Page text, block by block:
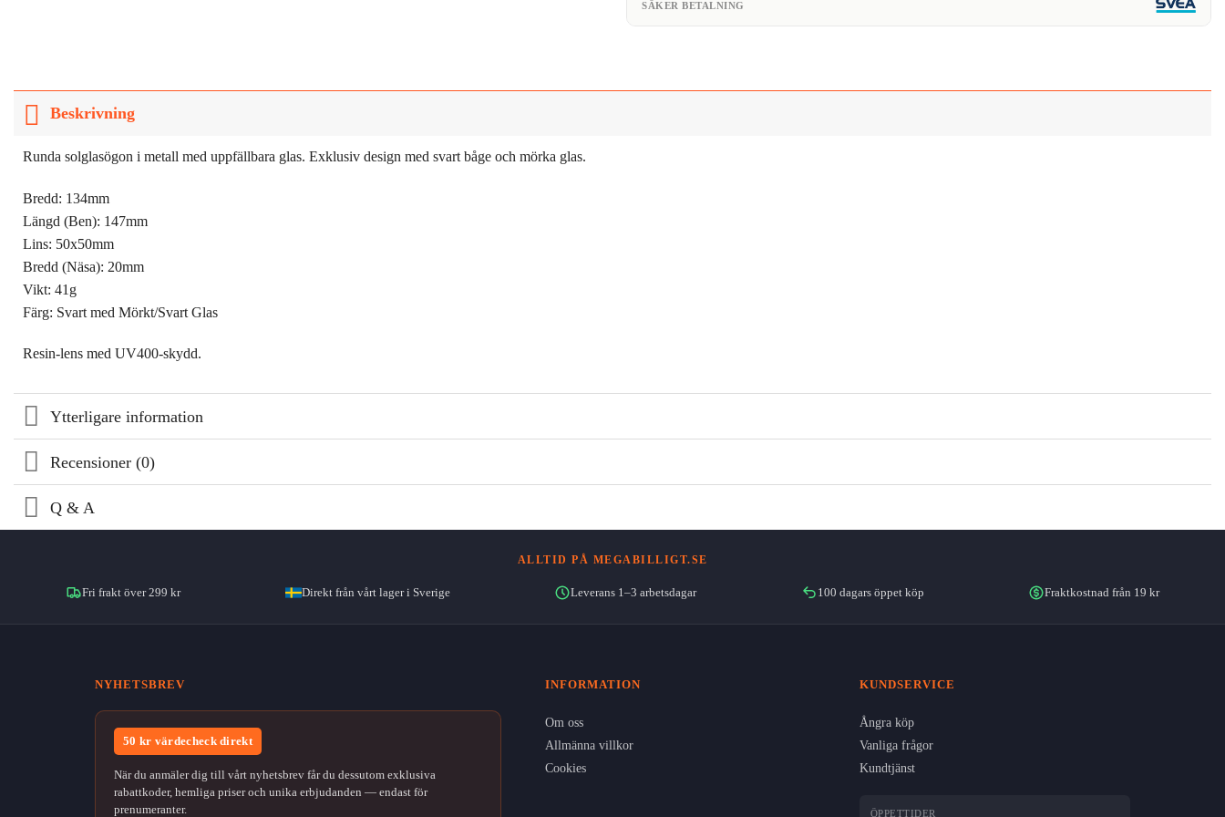
SÄKER BETALNING
Beskrivning
Runda solglasögon i metall med uppfällbara glas. Exklusiv design med svart båge och mörka glas.
Bredd: 134mm
Längd (Ben): 147mm
Lins: 50x50mm
Bredd (Näsa): 20mm
Vikt: 41g
Färg: Svart med Mörkt/Svart Glas
Resin-lens med UV400-skydd.
Ytterligare information
Recensioner (0)
Q & A
ALLTID PÅ MEGABILLIGT.SE
Fri frakt över 299 kr Direkt från vårt lager i Sverige Leverans 1–3 arbetsdagar 100 dagars öppet köp Fraktkostnad från 19 kr
NYHETSBREV
50 kr värdecheck direkt
När du anmäler dig till vårt nyhetsbrev får du dessutom exklusiva
rabattkoder, hemliga priser och unika erbjudanden — endast för
prenumeranter.
INFORMATION
Om oss
Allmänna villkor
Cookies
KUNDSERVICE
Ångra köp
Vanliga frågor
Kundtjänst
ÖPPETTIDER